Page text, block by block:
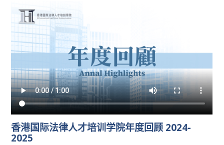
香港国际法律人才培训学院年度回顾 2024-
2025